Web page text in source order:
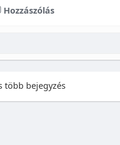
Hozzászólás
több bejegyzés